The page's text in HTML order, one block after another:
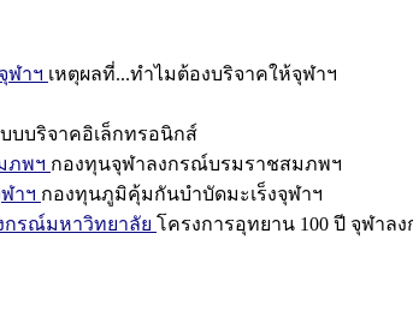
ฬาฯ เหตุผลที่...ทำไมต้องบริจาคให้จุฬาฯ
บบริจาคอิเล็กทรอนิกส์
ภพฯ กองทุนจุฬาลงกรณ์บรมราชสมภพฯ
าฯ กองทุนภูมิคุ้มกันบำบัดมะเร็งจุฬาฯ
กรณ์มหาวิทยาลัย โครงการอุทยาน 100 ปี จุฬาล